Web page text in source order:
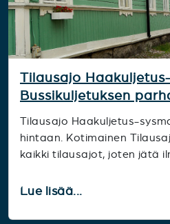
Tilausajo
Bussikuljetuksen
Tilausajo Haakuljetus-
hintaan. Kotimainen
kaikki tilausajot, joten jätä
Lue lisää...